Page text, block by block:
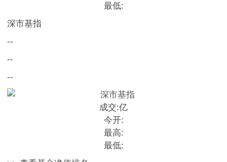
最低:
深市基指
--
--
--
成交:亿
今开:
最高:
最低: